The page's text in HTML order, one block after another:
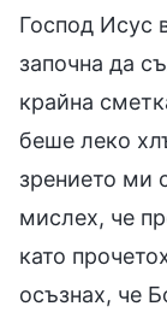
Господ Исус
започна да
крайна
беше леко
зрението ми
мислех, че
като
осъзнах, че